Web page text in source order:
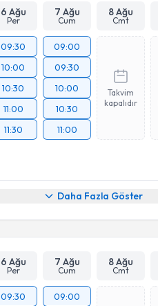
6 Ağu
Per
7 Ağu
Cum
8 Ağu
Cmt
09:30
10:00
10:30
11:00
11:30
09:00
09:30
10:00
10:30
11:00
Takvim
kapalıdır
Daha Fazla Göster
6 Ağu
Per
7 Ağu
Cum
8 Ağu
Cmt
09:30
09:00